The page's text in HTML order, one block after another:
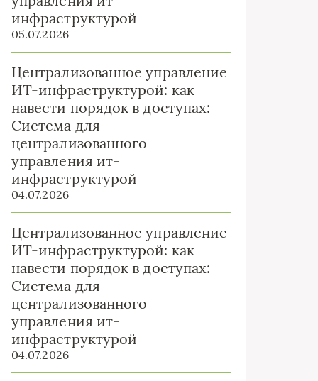
инфраструктурой
05.07.2026
Централизованное управление
ИТ-инфраструктурой: как
навести порядок в доступах:
Система для
централизованного
управления ит-
инфраструктурой
04.07.2026
Централизованное управление
ИТ-инфраструктурой: как
навести порядок в доступах:
Система для
централизованного
управления ит-
инфраструктурой
04.07.2026